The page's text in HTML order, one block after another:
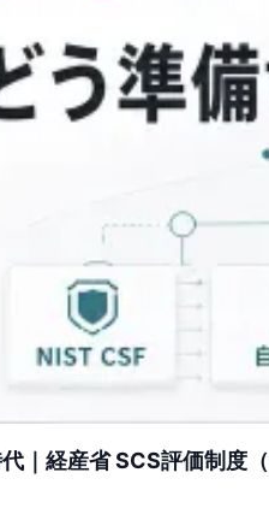
｜経産省 SCS評価制